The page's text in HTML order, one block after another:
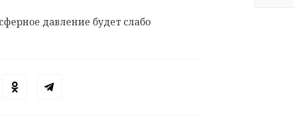
давление будет слабо